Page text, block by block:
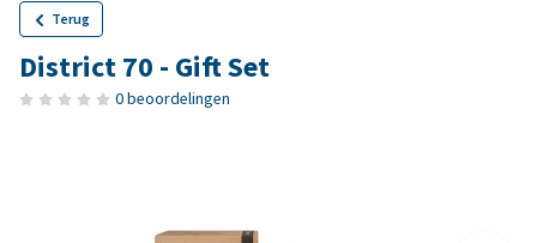
Terug
District 70 - Gift Set
0 beoordelingen